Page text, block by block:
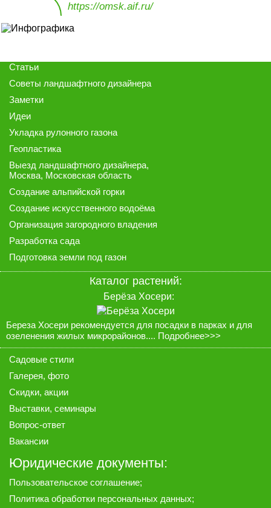
https://omsk.aif.ru/
Статьи
Советы ландшафтного дизайнера
Заметки
Идеи
Укладка рулонного газона
Геопластика
Выезд ландшафтного дизайнера,
Москва, Московская область
Создание альпийской горки
Создание искусственного водоёма
Организация загородного владения
Разработка сада
Подготовка земли под газон
Каталог растений:
Берёза Хосери:
Береза Хосери рекомендуется для посадки в парках и для
озеленения жилых микрорайонов.... Подробнее>>>
Садовые стили
Галерея, фото
Скидки, акции
Выставки, семинары
Вопрос-ответ
Вакансии
Юридические документы:
Пользовательское соглашение;
Политика обработки персональных данных;